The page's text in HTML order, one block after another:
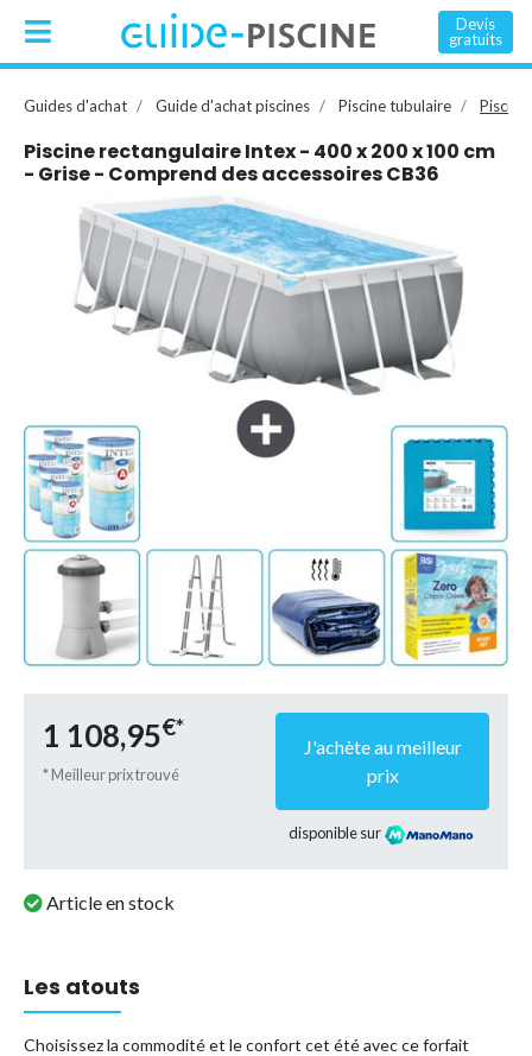
Devis
gratuits
Guides d'achat Guide d'achat piscines Piscine tubulaire
Piscine rectangulaire Intex - 400 x 200 x 100 cm
- Grise - Comprend des accessoires CB36
1 108,95€*
* Meilleur prix trouvé
J'achète au meilleur
prix
disponible sur
Article en stock
Les atouts
Choisissez la commodité et le confort cet été avec ce forfait